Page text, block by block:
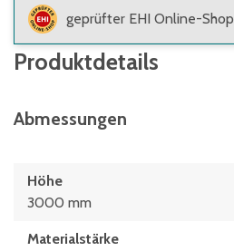
geprüfter EHI Online-Shop
Produktdetails
Abmessungen
Höhe
3000 mm
Materialstärke